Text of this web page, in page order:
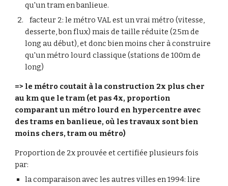
qu'un tram en banlieue.
facteur 2: le métro VAL est un vrai métro (vitesse,
desserte, bon flux) mais de taille réduite (25m de
long au début), et donc bien moins cher à construire
qu'un métro lourd classique (stations de 100m de
long)
=> le métro coutait à la construction 2x plus cher
au km que le tram (et pas 4x, proportion
comparant un métro lourd en hypercentre avec
des trams en banlieue, où les travaux sont bien
moins chers, tram ou métro)
Proportion de 2xprouvée et certifiée plusieurs fois
par:
la comparaison avec les autres villes en 1994: lire